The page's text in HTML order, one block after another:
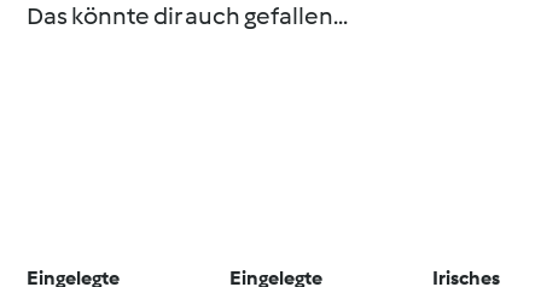
Das könnte dir auch gefallen...
Eingelegte Eingelegte Irisches